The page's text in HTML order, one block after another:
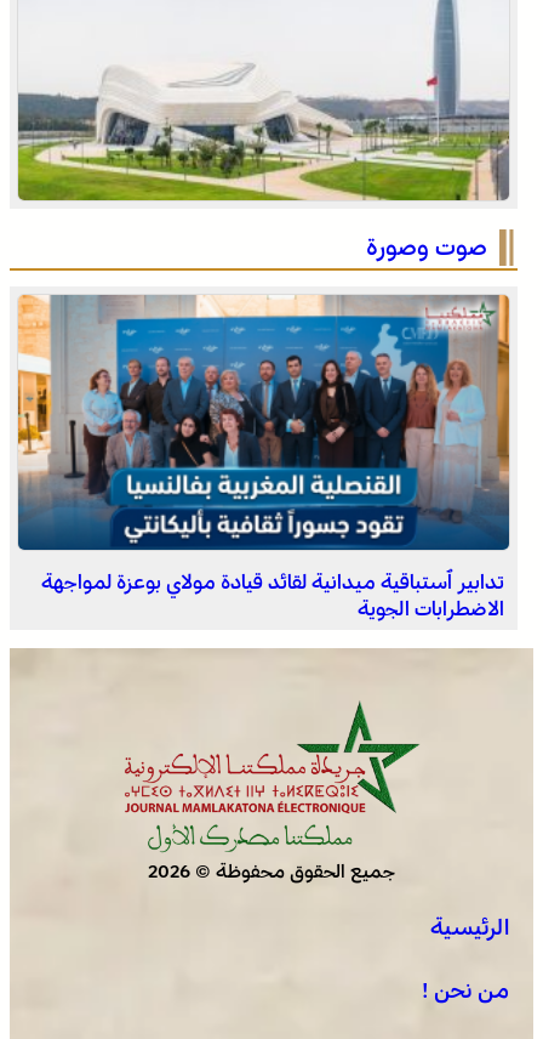
توقعات أحوال الطقس اليوم الأحد بالمغرب
اختتام الدورة الـ 14 لأولمبياد تيفيناغ الوطنية ضمن فعاليات
مهرجان تيفاوين
صوت وصورة
تدابير ٱستباقية ميدانية لقائد قيادة مولاي بوعزة لمواجهة
الاضطرابات الجوية
جميع الحقوق محفوظة © 2026
الرئيسية
من نحن !